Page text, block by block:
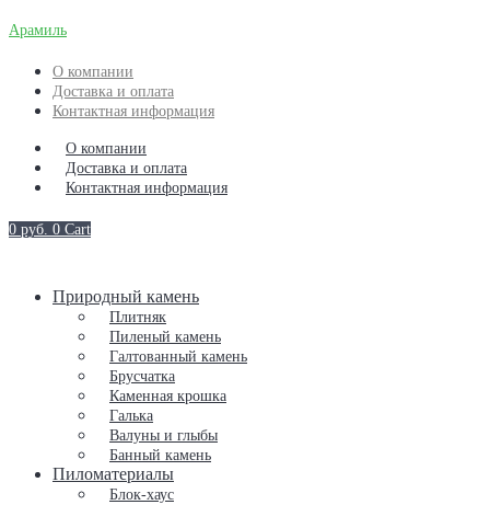
Арамиль
О компании
Доставка и оплата
Контактная информация
О компании
Доставка и оплата
Контактная информация
0 руб. 0 Cart
Природный камень
Плитняк
Пиленый камень
Галтованный камень
Брусчатка
Каменная крошка
Галька
Валуны и глыбы
Банный камень
Пиломатериалы
Блок-хаус